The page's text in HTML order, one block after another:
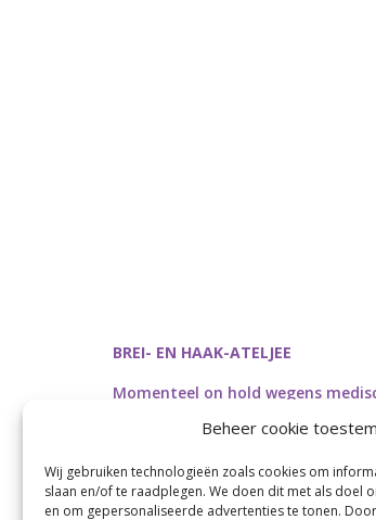
Beheer cookie
Wij gebruiken technologieën zoals cookies om
slaan en/of te raadplegen. We doen dit met als doel
en om gepersonaliseerde advertenties te tonen.
BREI- EN HAAK-ATELJEE
Momenteel on hold wegens
Heropstart september.
Webdesign byConnection Communication